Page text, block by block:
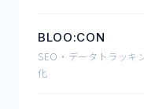
BLOO:CON
SEO・データトラッキ
化